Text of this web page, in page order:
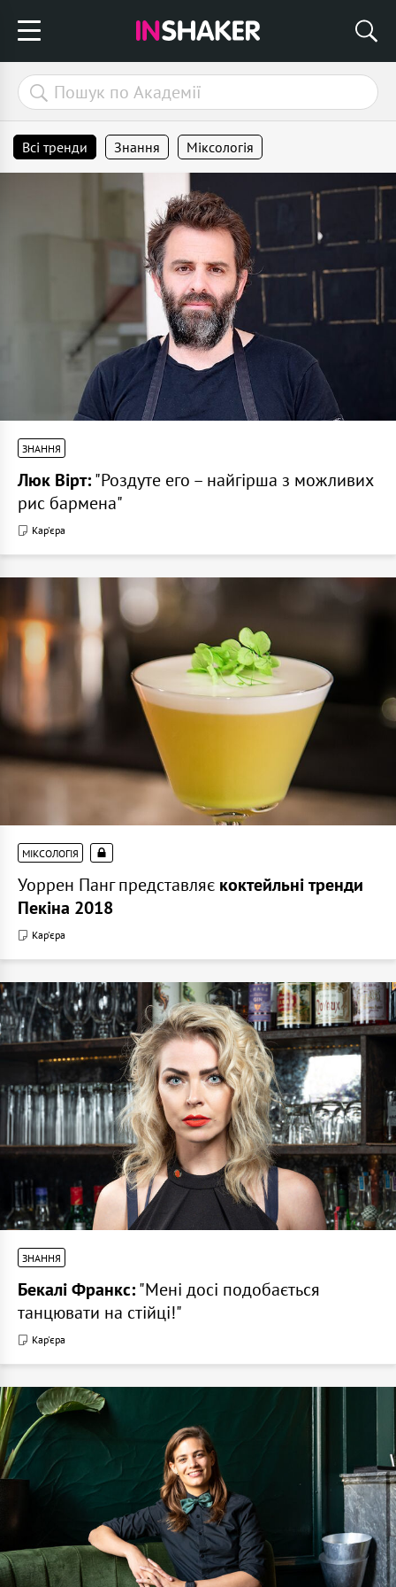
Всі тренди Знання Міксологія
ЗНАННЯ
Люк Вірт:"Роздуте его – найгірша з можливих
рис бармена"
Кар'єра
МІКСОЛОГІЯ
Уоррен Панг представляє коктейльні тренди
Пекіна 2018
Кар'єра
ЗНАННЯ
Бекалі Франкс:"Мені досі подобається
танцювати на стійці!"
Кар'єра